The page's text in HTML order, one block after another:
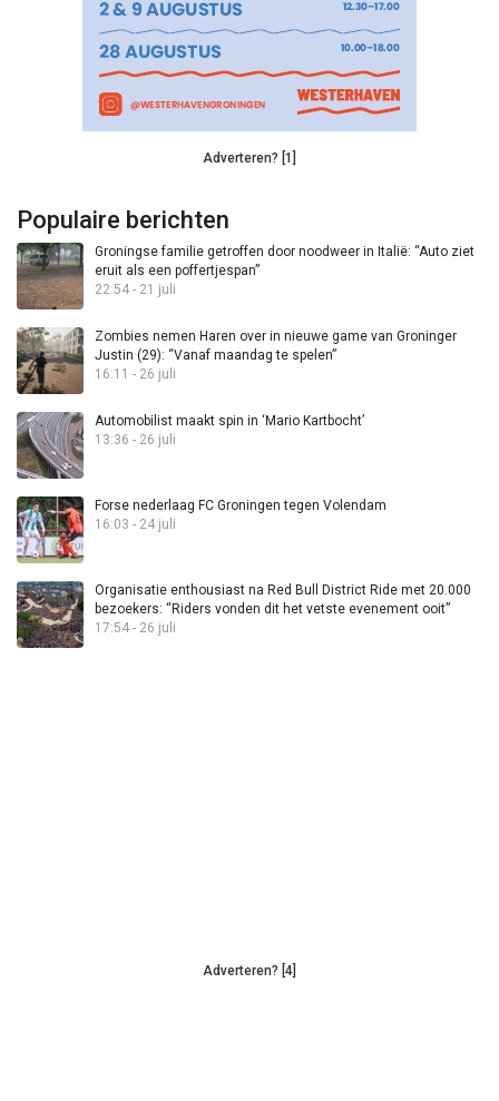
Adverteren? [1]
Populaire berichten
Groningse familie getroffen door noodweer in Italië: “Auto ziet
eruit als een poffertjespan”
22:54 - 21 juli
Zombies nemen Haren over in nieuwe game van Groninger
Justin (29): “Vanaf maandag te spelen”
16:11 - 26 juli
Automobilist maakt spin in ‘Mario Kartbocht’
13:36 - 26 juli
Forse nederlaag FC Groningen tegen Volendam
16:03 - 24 juli
Organisatie enthousiast na Red Bull District Ride met 20.000
bezoekers: “Riders vonden dit het vetste evenement ooit”
17:54 - 26 juli
Adverteren? [4]